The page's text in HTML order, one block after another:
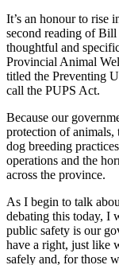
It’s an honour to rise
second reading of
thoughtful and
Provincial Animal
titled the Preventing
call the PUPS Act.
Because our
protection of animals,
dog breeding
operations and the
across the province.
As I begin to talk
debating this today, I
public safety is our
have a right, just like
safely and, for those